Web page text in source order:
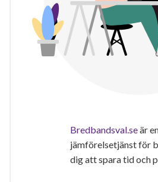
Bredbandsval.seär
jämförelsetjänst för
dig att spara tid och